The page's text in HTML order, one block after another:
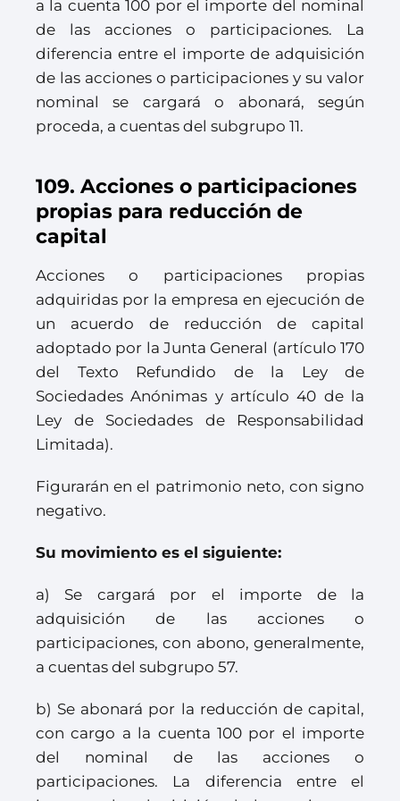
a la cuenta 100 por el importe del nominal
de las acciones o participaciones. La
diferencia entre el importe de adquisición
de las acciones o participaciones y su valor
nominal se cargará o abonará, según
proceda, a cuentas del subgrupo 11.
109. Acciones o participaciones
propias para reducción de
capital
Acciones o participaciones propias
adquiridas por la empresa en ejecución de
un acuerdo de reducción de capital
adoptado por la Junta General (artículo 170
del Texto Refundido de la Ley de
Sociedades Anónimas y artículo 40 de la
Ley de Sociedades de Responsabilidad
Limitada).
Figurarán en el patrimonio neto, con signo
negativo.
Su movimiento es el siguiente:
a) Se cargará por el importe de la
adquisición de las acciones o
participaciones, con abono, generalmente,
a cuentas del subgrupo 57.
b) Se abonará por la reducción de capital,
con cargo a la cuenta 100 por el importe
del nominal de las acciones o
participaciones. La diferencia entre el